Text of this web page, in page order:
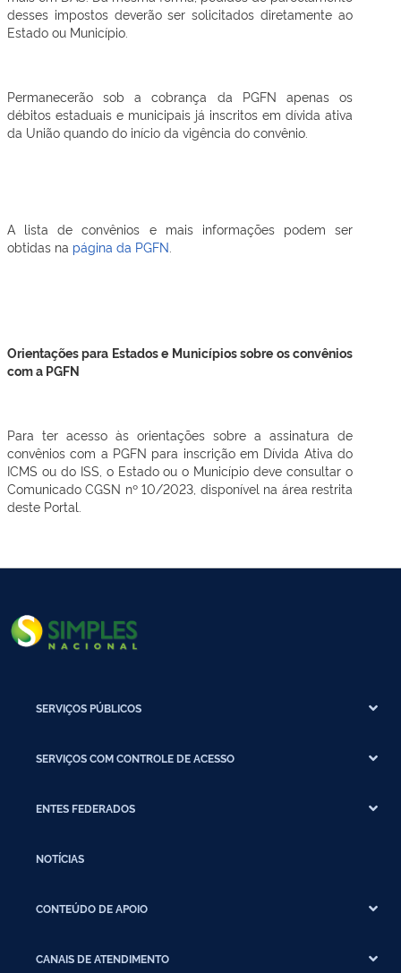
desses impostos deverão ser solicitados diretamente ao
Estado ou Município.
Permanecerão sob a cobrança da PGFN apenas os
débitos estaduais e municipais já inscritos em dívida ativa
da União quando do início da vigência do convênio.
A lista de convênios e mais informações podem ser
obtidas na página da PGFN
Orientações para Estados e Municípios sobre os convênios
com a PGFN
Para ter acesso às orientações sobre a assinatura de
convênios com a PGFN para inscrição em Dívida Ativa do
ICMS ou do ISS, o Estado ou o Município deve consultar o
Comunicado CGSN nº 10/2023, disponível na área restrita
deste Portal.
SERVIÇOS PÚBLICOS
SERVIÇOS COM CONTROLE DE ACESSO
ENTES FEDERADOS
NOTÍCIAS
CONTEÚDO DE APOIO
CANAIS DE ATENDIMENTO